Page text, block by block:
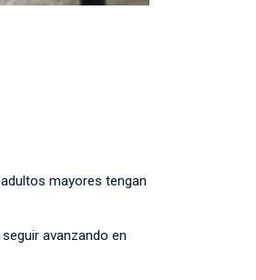
mayores tengan
avanzando en